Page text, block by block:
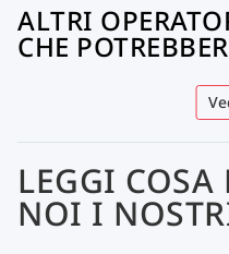
ALTRI
CHE
LEGGI
NOI I